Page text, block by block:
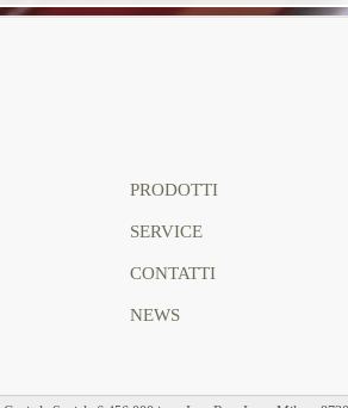
PRODOTTI
SERVICE
CONTATTI
NEWS